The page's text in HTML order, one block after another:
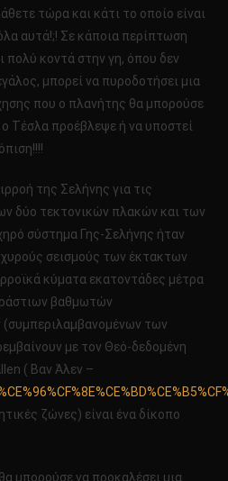
τώρα και κάτι το οποίο είναι
αυτά!;! Σε κάποια περίπτωση
πολύ κοντά στην γη, όπου δεν
μπορεί να πυροδοτήσει μια
που ο πλανήτης θα μπορούσε
Τέσλα προέβλεψε ή να υποστεί
της Σελήνης για τις
δύο τεκτονικών πλακών και των
σύστημα Γης-Σελήνης ήταν
σεισμούς των έκτακτων
κύματα εκατοντάδες μέτρα
βαθμωτών
των
με τον Θεό-δεδομένη
( Βαν Άλεν –
ζώνες) είναι ένα δίκοπο
μπορούσε να προκαλέσει μια